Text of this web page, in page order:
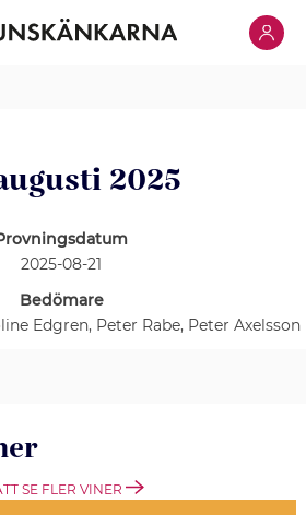
Klicka
2025
2025-08-21
Bedömare
Edgren, Peter Rabe, Peter Axelsson
SE FLER VINER